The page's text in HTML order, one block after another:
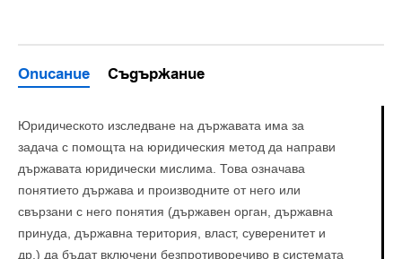
Описание Съдържание
Юридическото изследване на държавата има за
задача с помощта на юридическия метод да направи
държавата юридически мислима. Това означава
понятието държава и производните от него или
свързани с него понятия (държавен орган, държавна
принуда, държавна територия, власт, суверенитет и
др.) да бъдат включени безпротиворечиво в системата